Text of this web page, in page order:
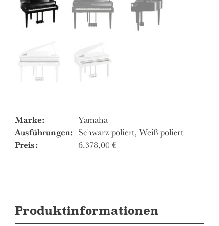
Marke: Yamaha
Ausführungen: Schwarz poliert, Weiß poliert
Preis: 6.378,00 €
Produktinformationen